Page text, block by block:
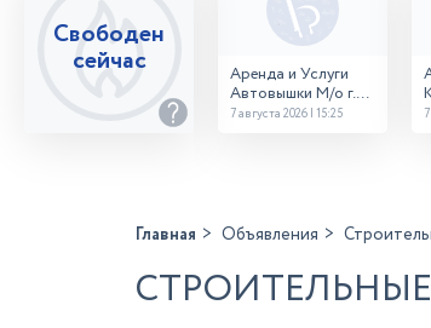
Свободен
сейчас
Аренда и Услуги
Автовышки М/о г.
Домодедово
7 августа 2026 | 15:25
Главная Объявления